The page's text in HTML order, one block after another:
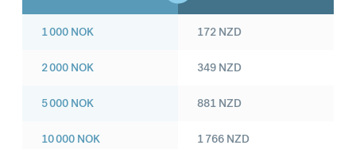
1 000 NOK
2 000 NOK
5 000 NOK
10 000 NOK
172 NZD
349 NZD
881 NZD
1 766 NZD